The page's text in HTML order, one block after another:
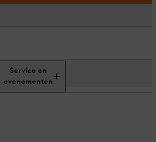
Service en
evenementen